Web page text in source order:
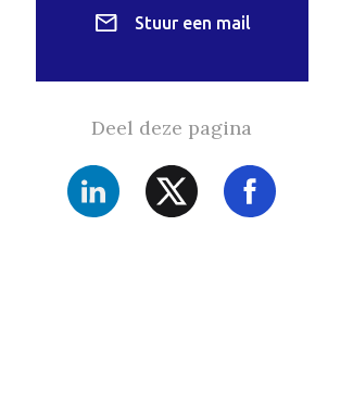
Stuur een mail
Deel deze pagina